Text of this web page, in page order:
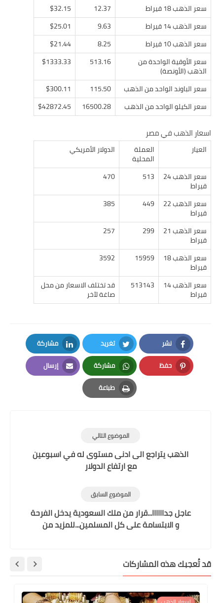
سعر الذهب 18 قيراط 12.37
$32.15
سعر الذهب 14 قيراط
9.63
$25.01
سعر الذهب 10 قيراط
8.25
$21.44
سعر الأوقية الواحدة من
الذهب (الأونصة)
513.16
$1333.33
سعر الباوند الواحد من الذهب 115.50
$300.11
سعر الكيلو الواحد من الذهب
16500.28
$42872.45
اسعار الذهب في مصر
العيار العملة
المحلية
الدولار الأمريكي
سعر الذهب 24
قيراط
513
470
سعر الذهب 22
قيراط
449
385
سعر الذهب 21
قيراط
299
257
سعر الذهب 18
قيراط
15959
3592
سعر الذهب 14
قيراط
513143 قد تختلف الاسعار من محل
صاغة لآخر
نشر
Facebook
تغريد
Twitter
مشاركة
LinkedIn
حفظ
Pinterest
مشاركة
Whatsapp
إرسال
Email
طباعة
Print
الموضوع التالي
الذهب يتراجع الى ادنى مستوى له في اسبوعين
مع ارتفاع الدولار
الموضوع السابق
عاجل جداااااا...قرار من ملك السعودية يدخل الفرحة
و الابتسامة على كل المسلمين...للمزيد من
قد تُعجبك هذه المشاركات